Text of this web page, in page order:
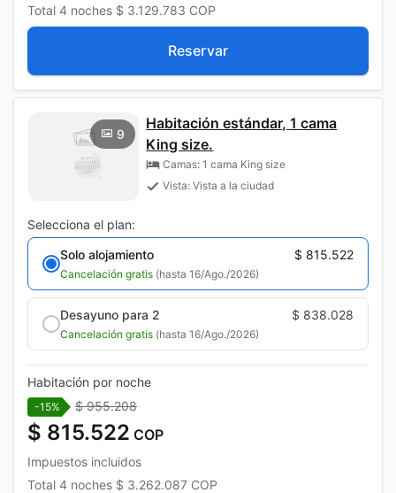
Total 4 noches $ 3.129.783 COP
Reservar
9
Habitación estándar, 1 cama
King size.
Camas: 1 cama King size
Vista: Vista a la ciudad
Selecciona el plan:
Solo alojamiento
$ 815.522
Cancelación gratis (hasta 16/Ago./2026)
Desayuno para 2 $ 838.028
Cancelación gratis (hasta 16/Ago./2026)
Habitación por noche
-15% $ 955.208
$ 815.522 COP
Impuestos incluidos
Total 4 noches $ 3.262.087 COP